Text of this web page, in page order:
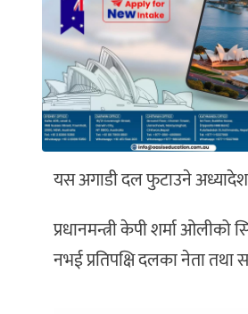
यस अगाडी दल फुटाउने
प्रधानमन्त्री केपी शर्मा ओलीको
नभई प्रतिपक्षि दलका नेता